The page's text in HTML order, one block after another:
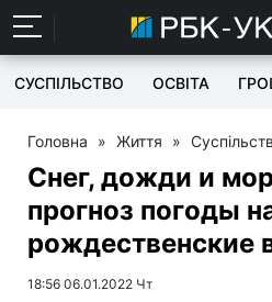
СУСПІЛЬСТВО ОСВІТА
Головна » Життя »
Снег, дожди и
прогноз погоды
рождественские
18:56 06.01.2022 Чт